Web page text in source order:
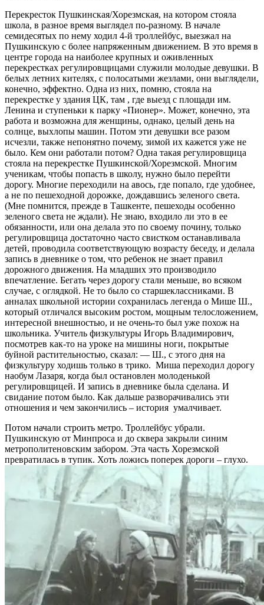
Перекресток Пушкинская/Хорезмская, на котором стояла
школа, в разное время выглядел по-разному. В начале
семидесятых по нему ходил 4-й троллейбус, выезжал на
Пушкинскую с более напряженным движением. В это время в
центре города на наиболее крупных и оживленных
перекрестках регулировщицами служили молодые девушки. В
белых летних кителях, с полосатыми жезлами, они выглядели,
конечно, эффектно. Одна из них, помню, стояла на
перекрестке у здания ЦК, там , где выезд с площади им.
Ленина и ступеньки к парку «Пионер». Может, конечно, эта
работа и возможна для женщины, однако, целый день на
солнце, выхлопы машин. Потом эти девушки все разом
исчезли, также непонятно почему, зимой их кажется уже не
было. Кем они работали потом? Одна такая регулировщица
стояла на перекрестке Пушкинской/Хорезмской. Многим
ученикам, чтобы попасть в школу, нужно было перейти
дорогу. Многие переходили на авось, где попало, где удобнее,
а не по пешеходной дорожке, дождавшись зеленого света.
(Мне помнится, прежде в Ташкенте, пешеходы особенно
зеленого света не ждали). Не знаю, входило ли это в ее
обязанности, или она делала это по своему почину, только
регулировщица достаточно часто свистком останавливала
детей, проводила соответствующую возрасту беседу, и делала
запись в дневнике о том, что ребенок не знает правил
дорожного движения. На младших это производило
впечатление. Бегать через дорогу стали меньше, во всяком
случае, с оглядкой. Не то было со старшеклассниками. В
анналах школьной истории сохранилась легенда о Мише Ш.,
который отличался высоким ростом, мощным телосложением,
интересной внешностью, и не очень-то был уже похож на
школьника. Учитель физкультуры Игорь Владимирович,
посмотрев как-то на уроке на мишины ноги, покрытые
буйной растительностью, сказал: — Ш., с этого дня на
физкультуру ходишь только в трико. Миша переходил дорогу
наобум Лазаря, когда был остановлен молоденькой
регулировщицей. И запись в дневнике была сделана. И
свидание потом было. Как дальше разворачивались эти
отношения и чем закончились – история умалчивает.
Потом начали строить метро. Троллейбус убрали.
Пушкинскую от Минпроса и до сквера закрыли синим
метрополитеновским забором. Эта часть Хорезмской
превратилась в тупик. Хоть ложись поперек дороги – глухо.